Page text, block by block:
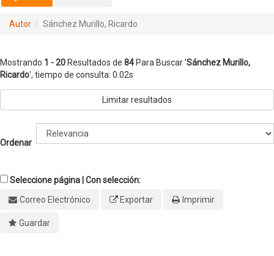
Autor Sánchez Murillo, Ricardo
Mostrando 1 - 20 Resultados de 84 Para Buscar 'Sánchez Murillo,
Ricardo', tiempo de consulta: 0.02s
Limitar resultados
Ordenar
Seleccione página | Con selección:
Correo Electrónico
Exportar Imprimir
Guardar